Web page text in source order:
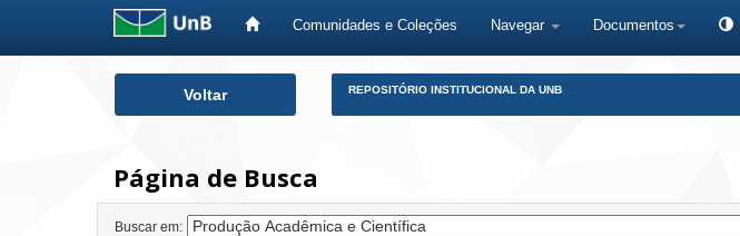
Comunidades e Coleções Navegar Documentos
Voltar REPOSITÓRIO INSTITUCIONAL DA UNB
Página de Busca
Buscar em: